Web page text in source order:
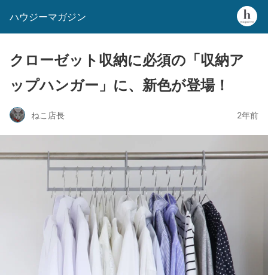
ハウジーマガジン
クローゼット収納に必須の「収納ア
ップハンガー」に、新色が登場！
ねこ店長 2年前